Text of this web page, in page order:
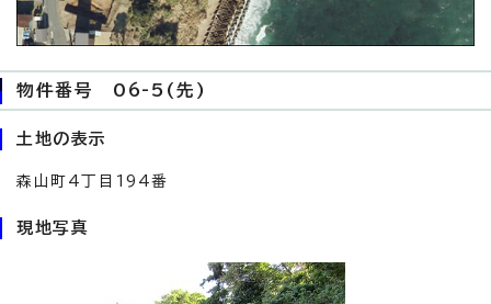
物件番号 06-5(先)
土地の表示
森山町4丁目194番
現地写真